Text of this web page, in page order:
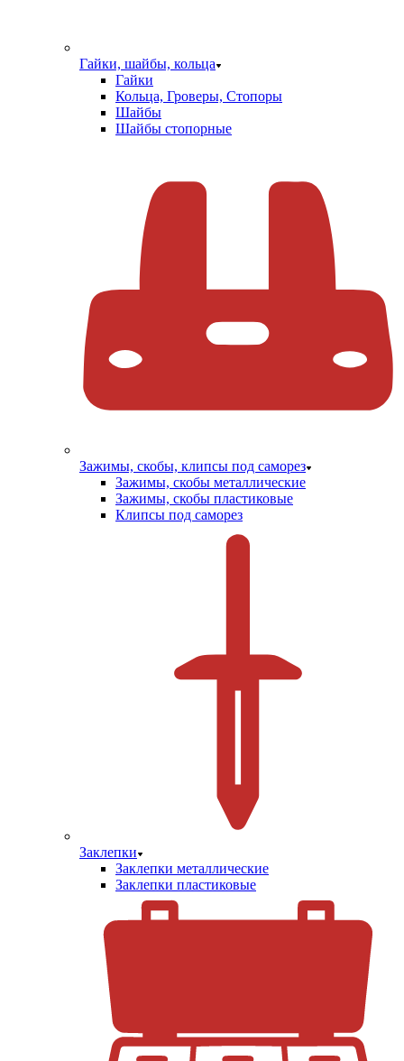
Гайки, шайбы, кольца
Гайки
Кольца, Гроверы, Стопоры
Шайбы
Шайбы стопорные
Зажимы, скобы, клипсы под саморез
Зажимы, скобы металлические
Зажимы, скобы пластиковые
Клипсы под саморез
Заклепки
Заклепки металлические
Заклепки пластиковые